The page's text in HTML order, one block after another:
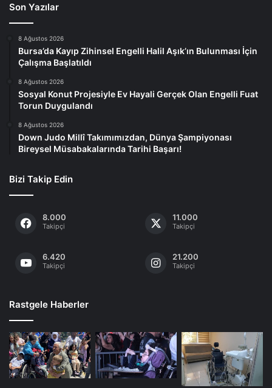
Son Yazılar
8 Ağustos 2026
Bursa’da Kayıp Zihinsel Engelli Halil Aşık’ın Bulunması İçin
Çalışma Başlatıldı
8 Ağustos 2026
Sosyal Konut Projesiyle Ev Hayali Gerçek Olan Engelli Fuat
Torun Duygulandı
8 Ağustos 2026
Down Judo Millî Takımımızdan, Dünya Şampiyonası
Bireysel Müsabakalarında Tarihi Başarı!
Bizi Takip Edin
8.000
Takipçi
11.000
Takipçi
6.420
Takipçi
21.200
Takipçi
Rastgele Haberler